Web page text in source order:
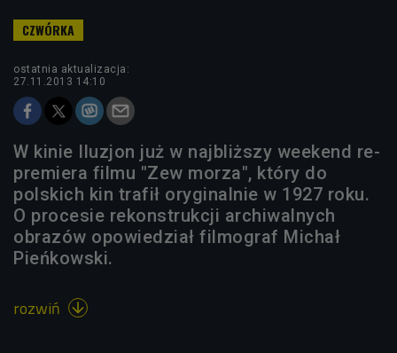
ostatnia aktualizacja:
27.11.2013 14:10
W kinie Iluzjon już w najbliższy weekend re-
premiera filmu "Zew morza", który do
polskich kin trafił oryginalnie w 1927 roku.
O procesie rekonstrukcji archiwalnych
obrazów opowiedział filmograf Michał
Pieńkowski.
rozwiń 